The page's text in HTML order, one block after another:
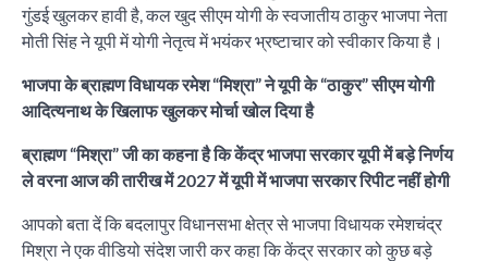
गुंडई खुलकर हावी है, कल खुद सीएम योगी के स्वजातीय ठाकुर भाजपा नेता
मोती सिंह ने यूपी में योगी नेतृत्व में भयंकर भ्रष्टाचार को स्वीकार किया है।
भाजपा के ब्राह्मण विधायक रमेश “मिश्रा” ने यूपी के “ठाकुर” सीएम योगी
आदित्यनाथ के खिलाफ खुलकर मोर्चा खोल दिया है
ब्राह्मण “मिश्रा” जी का कहना है कि केंद्र भाजपा सरकार यूपी में बड़े निर्णय
ले वरना आज की तारीख में 2027 में यूपी में भाजपा सरकार रिपीट नहीं होगी
आपको बता दें कि बदलापुर विधानसभा क्षेत्र से भाजपा विधायक रमेशचंद्र
मिश्रा ने एक वीडियो संदेश जारी कर कहा कि केंद्र सरकार को कुछ बड़े